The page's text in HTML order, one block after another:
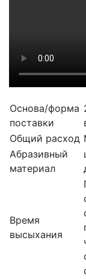
Основа/форма
поставки
Общий расход
Абразивный
материал
Время
высыхания